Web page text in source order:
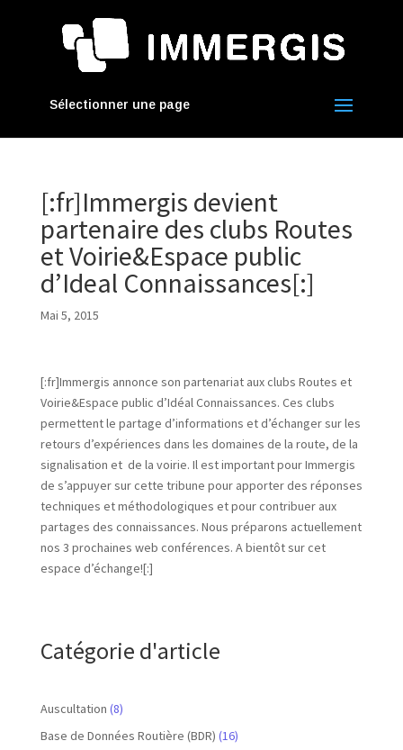
Sélectionner une page
[:fr]Immergis devient
partenaire des clubs Routes
et Voirie&Espace public
d’Ideal Connaissances[:]
Mai 5, 2015
[:fr]Immergis annonce son partenariat aux clubs Routes et
Voirie&Espace public d’Idéal Connaissances. Ces clubs
permettent le partage d’informations et d’échanger sur les
retours d’expériences dans les domaines de la route, de la
signalisation et de la voirie. Il est important pour Immergis
de s’appuyer sur cette tribune pour apporter des réponses
techniques et méthodologiques et pour contribuer aux
partages des connaissances. Nous préparons actuellement
nos 3 prochaines web conférences. A bientôt sur cet
espace d’échange![:]
Catégorie d'article
Auscultation (8)
Base de Données Routière (BDR) (16)